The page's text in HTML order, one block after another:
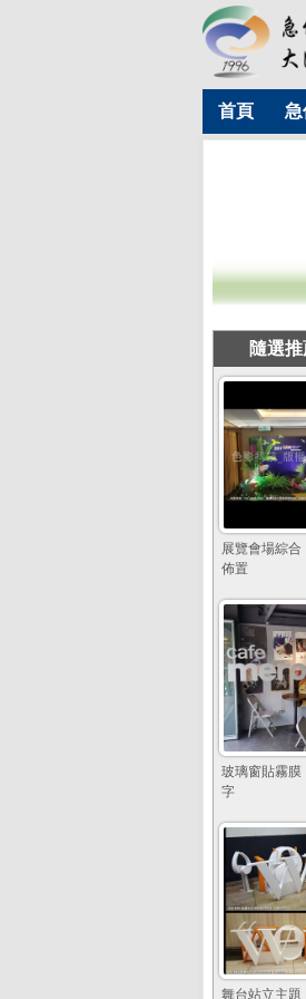
首頁 急
隨選
展覽會場綜合
佈置
玻璃窗貼霧膜
字
舞台站立主題